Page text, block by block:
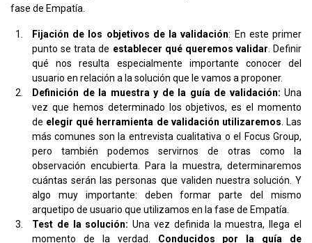
fase de Empatía.
Fijación de los objetivos de la validación: En este primer
punto se trata de establecer qué queremos validar . Definir
qué nos resulta especialmente importante conocer del
usuario en relación a la solución que le vamos a proponer.
Definición de la muestra y de la guía de validación: Una
vez que hemos determinado los objetivos, es el momento
de elegir qué herramienta de validación utilizaremos . Las
más comunes son la entrevista cualitativa o el Focus Group,
pero también podemos servirnos de otras como la
observación encubierta. Para la muestra, determinaremos
cuántas serán las personas que validen nuestra solución. Y
algo muy importante: deben formar parte del mismo
arquetipo de usuario que utilizamos en la fase de Empatía.
Test de la solución: Una vez definida la muestra, llega el
momento de la verdad. Conducidos por la guía de